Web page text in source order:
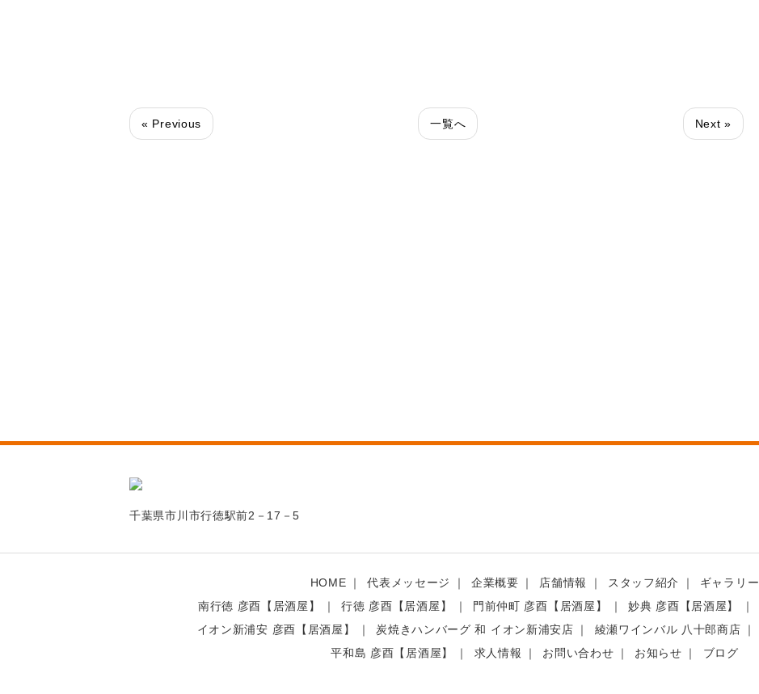
« Previous 一覧へ Next »
千葉県市川市行徳駅前2－17－5
HOME 代表メッセージ 企業概要 店舗情報 スタッフ紹介
ギャラリー
南行徳 彦酉【居酒屋】
行徳 彦酉【居酒屋】 門前仲町 彦酉【居酒屋】 妙典 彦酉【居酒屋】
イオン新浦安 彦酉【居酒屋】
炭焼きハンバーグ 和 イオン新浦安店 綾瀬ワインバル 八十郎商店
平和島 彦酉【居酒屋】
求人情報 お問い合わせ お知らせ ブログ